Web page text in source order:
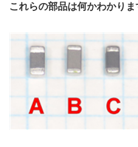
これらの部品は何かわかりま